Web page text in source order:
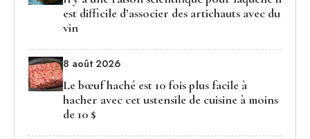
est difficile d’associer des artichauts avec du
vin
8 août 2026
Le bœuf haché est 10 fois plus facile à
hacher avec cet ustensile de cuisine à moins
de 10 $